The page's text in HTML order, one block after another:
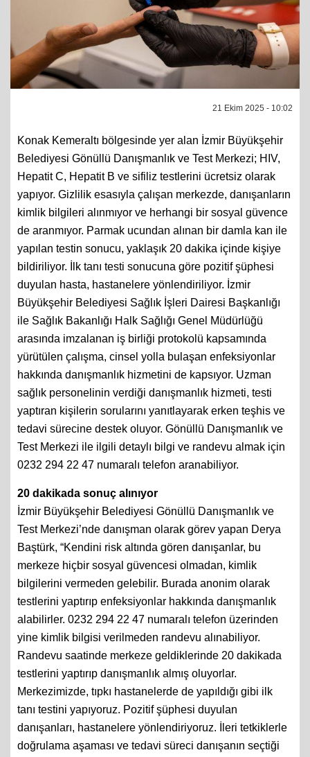
21 Ekim 2025 - 10:02
Konak Kemeraltı bölgesinde yer alan İzmir Büyükşehir
Belediyesi Gönüllü Danışmanlık ve Test Merkezi; HIV,
Hepatit C, Hepatit B ve sifiliz testlerini ücretsiz olarak
yapıyor. Gizlilik esasıyla çalışan merkezde, danışanların
kimlik bilgileri alınmıyor ve herhangi bir sosyal güvence
de aranmıyor. Parmak ucundan alınan bir damla kan ile
yapılan testin sonucu, yaklaşık 20 dakika içinde kişiye
bildiriliyor. İlk tanı testi sonucuna göre pozitif şüphesi
duyulan hasta, hastanelere yönlendiriliyor. İzmir
Büyükşehir Belediyesi Sağlık İşleri Dairesi Başkanlığı
ile Sağlık Bakanlığı Halk Sağlığı Genel Müdürlüğü
arasında imzalanan iş birliği protokolü kapsamında
yürütülen çalışma, cinsel yolla bulaşan enfeksiyonlar
hakkında danışmanlık hizmetini de kapsıyor. Uzman
sağlık personelinin verdiği danışmanlık hizmeti, testi
yaptıran kişilerin sorularını yanıtlayarak erken teşhis ve
tedavi sürecine destek oluyor. Gönüllü Danışmanlık ve
Test Merkezi ile ilgili detaylı bilgi ve randevu almak için
0232 294 22 47 numaralı telefon aranabiliyor.
20 dakikada sonuç alınıyor
İzmir Büyükşehir Belediyesi Gönüllü Danışmanlık ve
Test Merkezi’nde danışman olarak görev yapan Derya
Baştürk, “Kendini risk altında gören danışanlar, bu
merkeze hiçbir sosyal güvencesi olmadan, kimlik
bilgilerini vermeden gelebilir. Burada anonim olarak
testlerini yaptırıp enfeksiyonlar hakkında danışmanlık
alabilirler. 0232 294 22 47 numaralı telefon üzerinden
yine kimlik bilgisi verilmeden randevu alınabiliyor.
Randevu saatinde merkeze geldiklerinde 20 dakikada
testlerini yaptırıp danışmanlık almış oluyorlar.
Merkezimizde, tıpkı hastanelerde de yapıldığı gibi ilk
tanı testini yapıyoruz. Pozitif şüphesi duyulan
danışanları, hastanelere yönlendiriyoruz. İleri tetkiklerle
doğrulama aşaması ve tedavi süreci danışanın seçtiği